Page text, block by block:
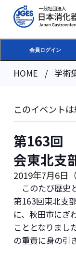
会員ログイン
HOME 学術
このイベントは
第163回
会東北支
2019年7月6日（
このたび歴史
第163回東北支
に、秋田市にぎ
こととなりまし
の重責に身の引